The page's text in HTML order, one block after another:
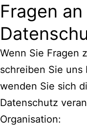
Fragen
Wenn Sie Fragen
schreiben Sie
wenden Sie sich
Datenschutz
Organisation: